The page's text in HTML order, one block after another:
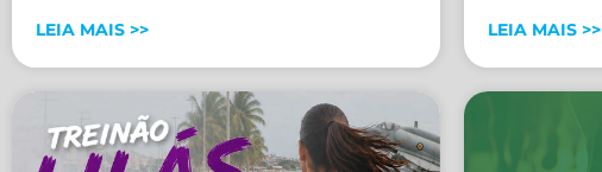
LEIA MAIS >>
LEIA MAIS >>